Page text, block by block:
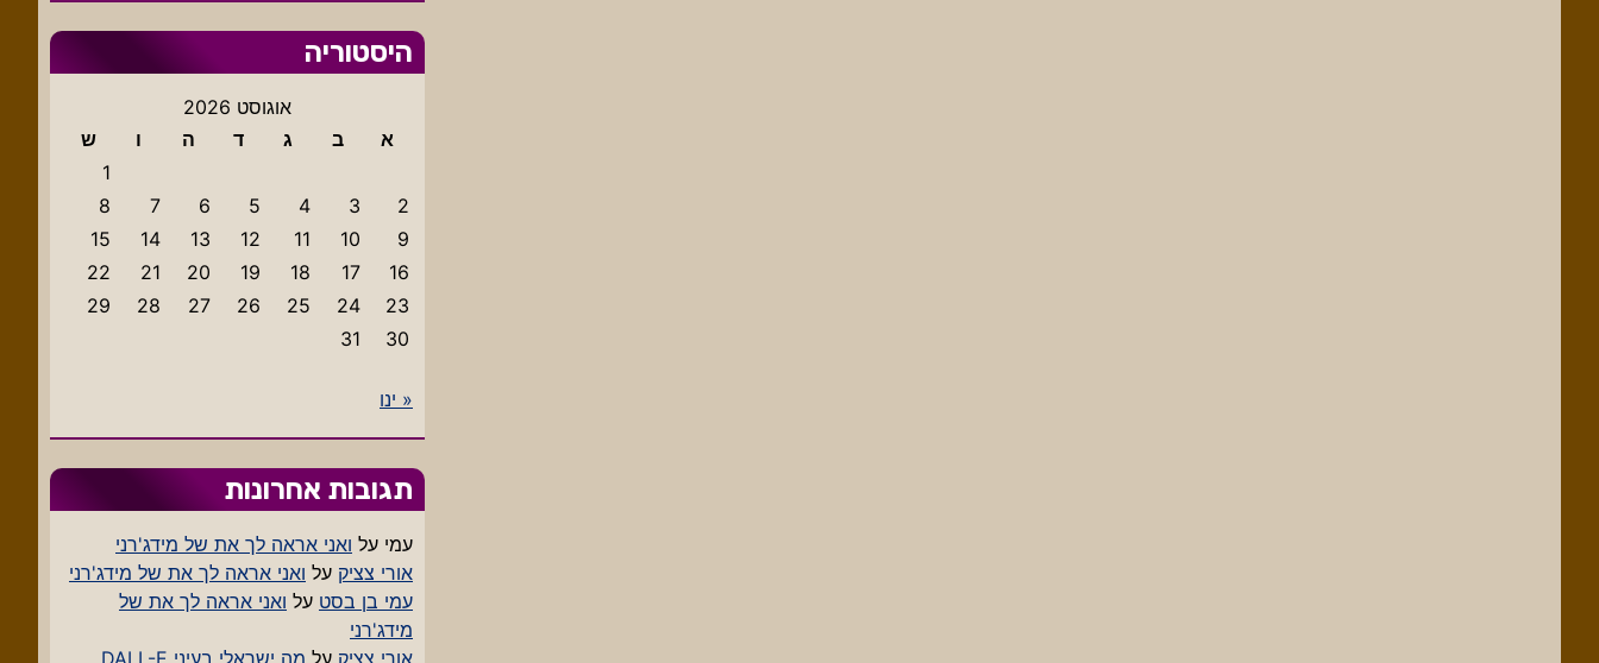
היסטוריה
אוגוסט 2026
א
ב ג ד ה ו
ש
1
2
3
4
5
6
7
8
9
10
11
12
13
14
15
16
17
18
19
20
21
22
23
24
25
26
27
28
29
30
31
« ינו
תגובות אחרונות
עמי על ואני אראה לך את של מידג'רני
אורי צציק על ואני אראה לך את של מידג'רני
עמי בן בסט על ואני אראה לך את של
מידג'רני